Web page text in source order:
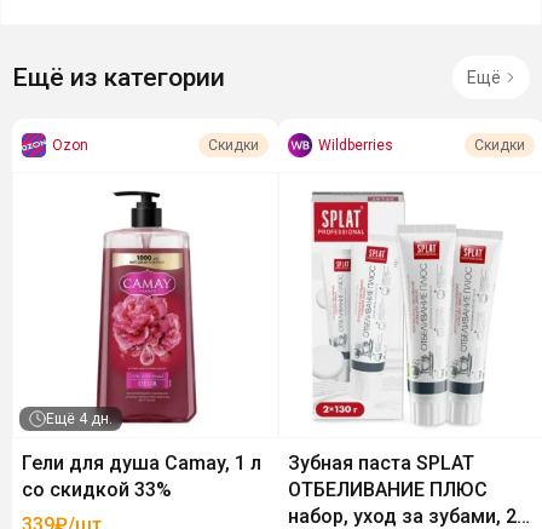
Ещё из категории Ещё
Ozon Скидки
Ещё 4 дн.
Гели для душа Camay, 1 л
со скидкой 33%
Wildberries Скидки
Зубная паста SPLAT
ОТБЕЛИВАНИЕ ПЛЮС
набор, уход за зубами, 2